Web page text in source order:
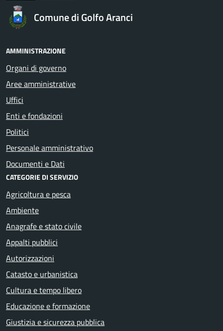
Comune di Golfo Aranci
AMMINISTRAZIONE
Organi di governo
Aree amministrative
Uffici
Enti e fondazioni
Politici
Personale amministrativo
Documenti e Dati
CATEGORIE DI SERVIZIO
Agricoltura e pesca
Ambiente
Anagrafe e stato civile
Appalti pubblici
Autorizzazioni
Catasto e urbanistica
Cultura e tempo libero
Educazione e formazione
Giustizia e sicurezza pubblica